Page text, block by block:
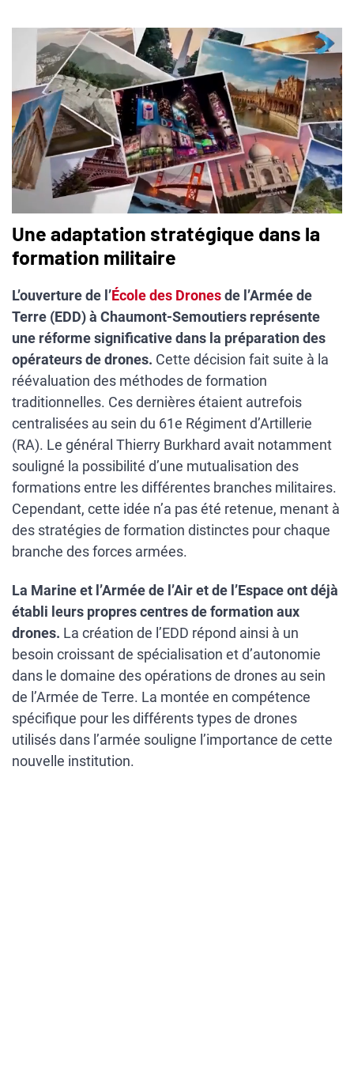
Une adaptation stratégique dans la
formation militaire
L’ouverture de l’École des Dronesde l’Armée de
Terre (EDD) à Chaumont-Semoutiers représente
une réforme significative dans la préparation des
opérateurs de drones. Cette décision fait suite à la
réévaluation des méthodes de formation
traditionnelles. Ces dernières étaient autrefois
centralisées au sein du 61e Régiment d’Artillerie
(RA). Le général Thierry Burkhard avait notamment
souligné la possibilité d’une mutualisation des
formations entre les différentes branches militaires.
Cependant, cette idée n’a pas été retenue, menant à
des stratégies de formation distinctes pour chaque
branche des forces armées.
La Marine et l’Armée de l’Air et de l’Espace ont déjà
établi leurs propres centres de formation aux
drones. La création de l’EDD répond ainsi à un
besoin croissant de spécialisation et d’autonomie
dans le domaine des opérations de drones au sein
de l’Armée de Terre. La montée en compétence
spécifique pour les différents types de drones
utilisés dans l’armée souligne l’importance de cette
nouvelle institution.